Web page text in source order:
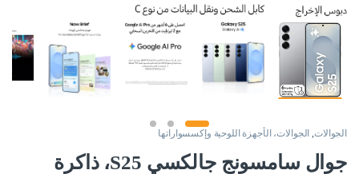
الجوالات, الجوالات، الأجهزة اللوحية وإكسسواراتها
جوال سامسونج جالكسي S25، ذاكرة